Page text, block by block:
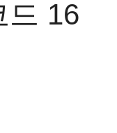
드 16